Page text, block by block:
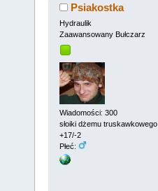
Psiakostka
Hydraulik
Zaawansowany Bułczarz
Wiadomości: 300
słoiki dżemu truskawkowego
+17/-2
Płeć: